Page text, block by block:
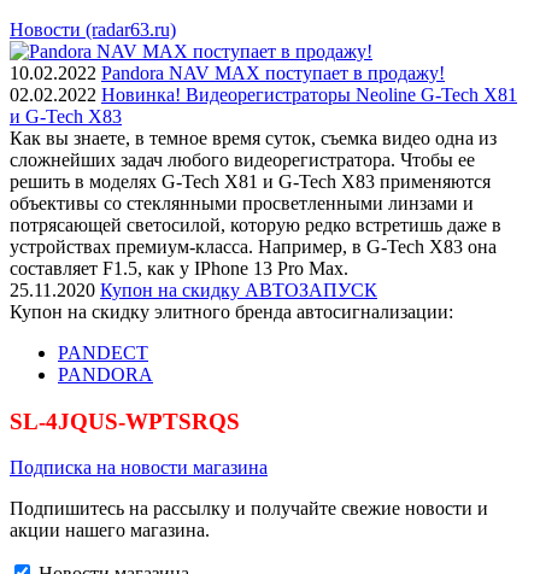
Новости (radar63.ru)
10.02.2022 Pandora NAV MAX поступает в продажу!
02.02.2022 Новинка! Видеорегистраторы Neoline G-Tech X81
и G-Tech X83
Как вы знаете, в темное время суток, съемка видео одна из
сложнейших задач любого видеорегистратора. Чтобы ее
решить в моделях G-Tech X81 и G-Tech X83 применяются
объективы со стеклянными просветленными линзами и
потрясающей светосилой, которую редко встретишь даже в
устройствах премиум-класса. Например, в G-Tech X83 она
составляет F1.5, как у IPhone 13 Pro Max.
25.11.2020 Купон на скидку АВТОЗАПУСК
Купон на скидку элитного бренда автосигнализации:
PANDECT
PANDORA
SL-4JQUS-WPTSRQS
Подписка на новости магазина
Подпишитесь на рассылку и получайте свежие новости и
акции нашего магазина.